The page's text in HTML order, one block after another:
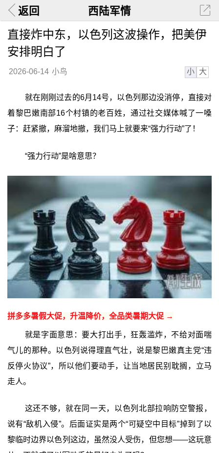
返回 西陆军情
直接炸中东，以色列这波操作，把美伊
安排明白了
2026-06-14 小鸟 小 大
就在刚刚过去的6月14号，以色列那边没消停，直接对
着黎巴嫩南部16个村镇的老百姓，通过社交媒体喊了一嗓
子：赶紧撤，麻溜地撤，我们马上就要来“强力行动”了！
“强力行动”是啥意思？
拼多多暑假大促，升温降价，全品类暑期大促 →
就是字面意思：要大打出手，狂轰滥炸，不给对面喘
气儿的那种。以色列说得理直气壮，说是黎巴嫩真主党“违
反停火协议”，所以他们要动手，让当地居民别耽搁，立马
走人。
这还不够，就在同一天，以色列北部拉响防空警报，
说有“敌机入侵”。后面证实是两个“可疑空中目标”掉到了以
黎临时边界以色列这边，虽然没人受伤，但您想——这玩意